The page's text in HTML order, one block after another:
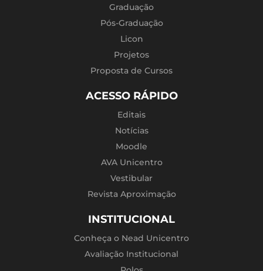
Graduação
Pós-Graduação
Licon
Projetos
Proposta de Cursos
ACESSO RÁPIDO
Editais
Notícias
Moodle
AVA Unicentro
Vestibular
Revista Aproximação
INSTITUCIONAL
Conheça o Nead Unicentro
Avaliação Institucional